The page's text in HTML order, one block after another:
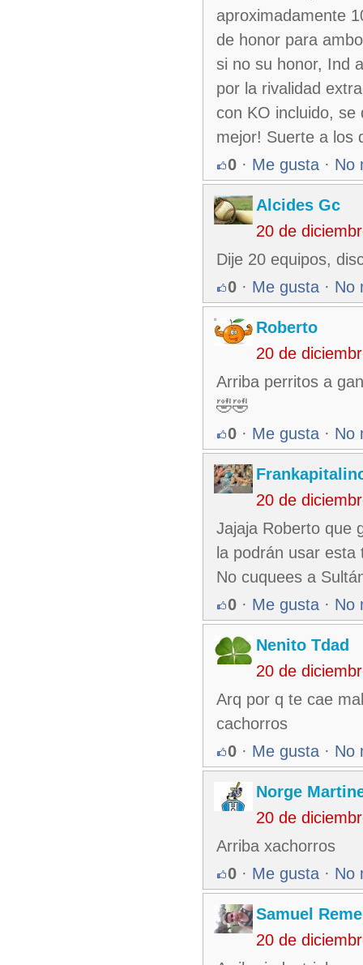
aproximadamente
de honor para
si no su honor, Ind
por la rivalidad
con KO incluido,
mejor! Suerte a los
0 · Me gusta · No
Alcides Gc
20 de
Dije 20 equipos,
0 · Me gusta · No
Roberto
20 de
Arriba perritos a
🤣🤣
0 · Me gusta · No
20 de
Jajaja Roberto que
la podrán usar esta
No cuquees a
0 · Me gusta · No
Nenito Tdad
20 de
Arq por q te cae
cachorros
0 · Me gusta · No
Norge
20 de
Arriba xachorros
0 · Me gusta · No
Samuel
20 de